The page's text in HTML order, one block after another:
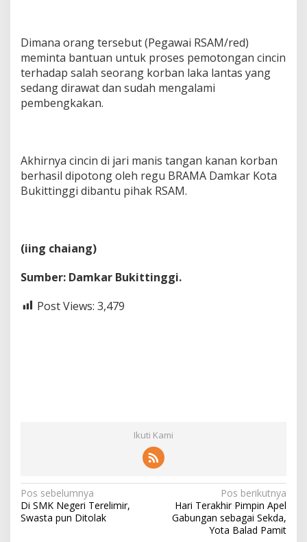
Dimana orang tersebut (Pegawai RSAM/red)
meminta bantuan untuk proses pemotongan cincin
terhadap salah seorang korban laka lantas yang
sedang dirawat dan sudah mengalami
pembengkakan.
Akhirnya cincin di jari manis tangan kanan korban
berhasil dipotong oleh regu BRAMA Damkar Kota
Bukittinggi dibantu pihak RSAM.
(iing chaiang)
Sumber: Damkar Bukittinggi.
Post Views: 3,479
Ikuti Kami
N
a
Pos sebelumnya
Di SMK Negeri Terelimir,
Swasta pun Ditolak
Pos berikutnya
Hari Terakhir Pimpin Apel
Gabungan sebagai Sekda,
Yota Balad Pamit